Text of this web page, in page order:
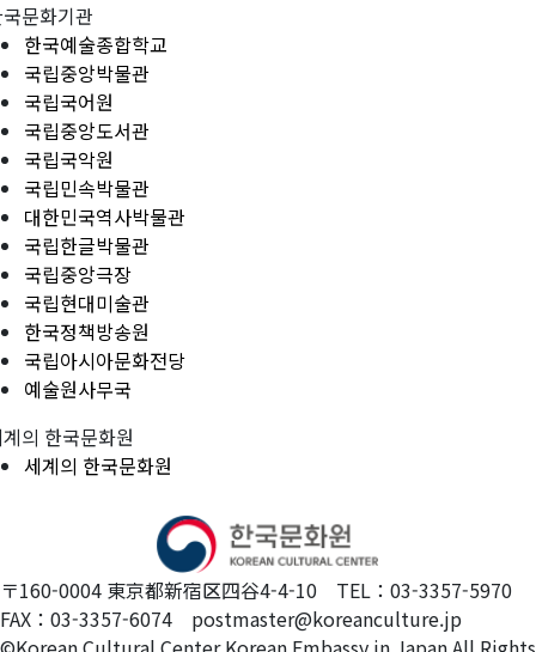
문화기관
한국예술종합학교
국립중앙박물관
국립국어원
국립중앙도서관
국립국악원
국립민속박물관
대한민국역사박물관
국립한글박물관
국립중앙극장
국립현대미술관
한국정책방송원
국립아시아문화전당
예술원사무국
의 한국문화원
세계의 한국문화원
〒160-0004 東京都新宿区四谷4-4-10 TEL：03-3357-5970
FAX：03-3357-6074 postmaster@koreanculture.jp